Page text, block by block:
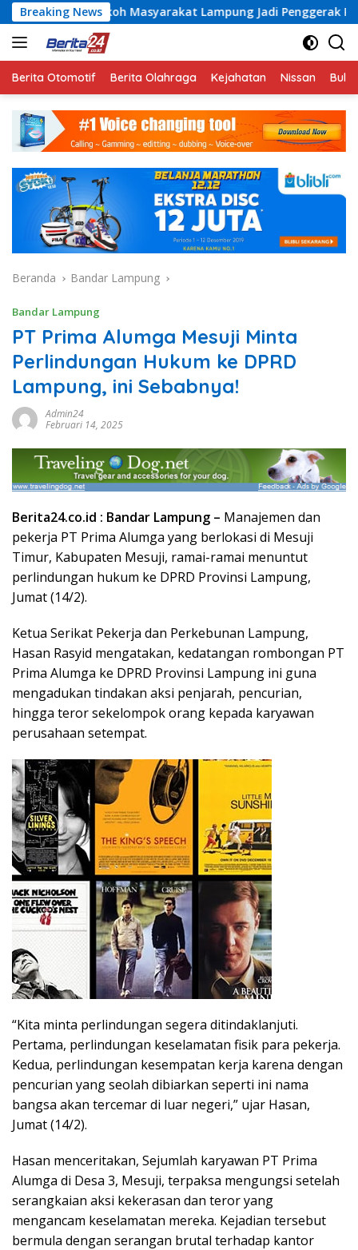
Langsung
ke
konten
Breaking News
Masyarakat Lampung Jadi Penggerak Partisipasi Sukseskan
Berita Otomotif Berita Olahraga Kejahatan Nissan
Beranda Bandar Lampung
Bandar Lampung
PT Prima Alumga Mesuji Minta
Perlindungan Hukum ke DPRD
Lampung, ini Sebabnya!
Admin24
Februari 14, 2025
Berita24.co.id : Bandar Lampung – Manajemen dan
pekerja PT Prima Alumga yang berlokasi di Mesuji
Timur, Kabupaten Mesuji, ramai-ramai menuntut
perlindungan hukum ke DPRD Provinsi Lampung,
Jumat (14/2).
Ketua Serikat Pekerja dan Perkebunan Lampung,
Hasan Rasyid mengatakan, kedatangan rombongan PT
Prima Alumga ke DPRD Provinsi Lampung ini guna
mengadukan tindakan aksi penjarah, pencurian,
hingga teror sekelompok orang kepada karyawan
perusahaan setempat.
“Kita minta perlindungan segera ditindaklanjuti.
Pertama, perlindungan keselamatan fisik para pekerja.
Kedua, perlindungan kesempatan kerja karena dengan
pencurian yang seolah dibiarkan seperti ini nama
bangsa akan tercemar di luar negeri,” ujar Hasan,
Jumat (14/2).
Hasan menceritakan, Sejumlah karyawan PT Prima
Alumga di Desa 3, Mesuji, terpaksa mengungsi setelah
serangkaian aksi kekerasan dan teror yang
mengancam keselamatan mereka. Kejadian tersebut
bermula dengan serangan brutal terhadap kantor